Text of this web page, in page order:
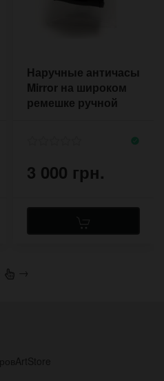
Наручные античасы
Mirror на широком
ремешке ручной
3 000 грн.
→